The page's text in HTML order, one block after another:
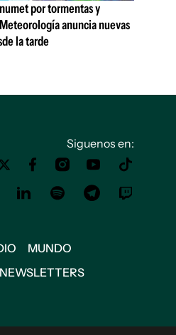
por tormentas y
anuncia nuevas
la tarde
Siguenos en:
MUNDO
NEWSLETTERS